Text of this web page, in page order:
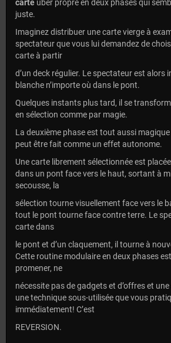
carte uber propre en deux phases qui
juste.
Imaginez distribuer une carte vierge à
spectateur que vous lui demandez de
carte à partir
d’un deck régulier. Le spectateur est alors
blanche n’importe où dans le pont.
Quelques instants plus tard, il se
en sélection comme par magie.
La deuxième phase est tout aussi magique
peut être fait comme un effet autonome.
Une carte librement sélectionnée est
dans un pont face vers le haut, sortant à
secousse, la
sélection tourne visuellement face vers le
tout le pont tourne face contre terre. Le
carte dans
le pont et d’un claquement, il tourne à
Cette routine modulaire en deux phases
promener, ne
nécessite pas de gadgets et d’offres et
une technique sous-utilisée que vous
immédiatement! C’est
REVERSION.